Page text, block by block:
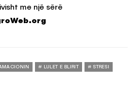
me një sërë
LULET E BLIRIT STRESI